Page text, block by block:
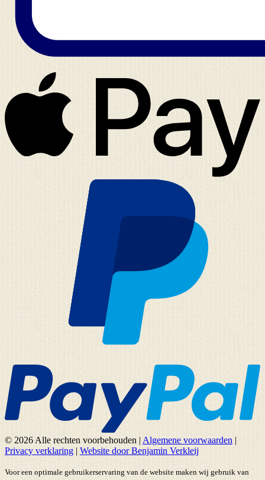
© 2026 Alle rechten voorbehouden | Algemene voorwaarden |
Privacy verklaring | Website door Benjamin Verkleij
Voor een optimale gebruikerservaring van de website maken wij gebruik van